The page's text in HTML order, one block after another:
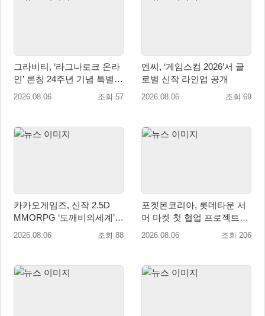
그라비티, ‘라그나로크 온라
인’ 론칭 24주년 기념 특별
감사 축제 실시!
2026.08.06 조회 57
엔씨, ‘게임스컴 2026’서 글
로벌 신작 라인업 공개
2026.08.06 조회 69
카카오게임즈, 신작 2.5D
MMORPG ‘도깨비의세계’
천만 배우 박지훈 광고 모델
2026.08.06 조회 88
포켓몬코리아, 롯데타운 서
머 마켓 첫 협업 프로젝트
‘포켓몬 별빛낙원’ 개최
2026.08.06 조회 206